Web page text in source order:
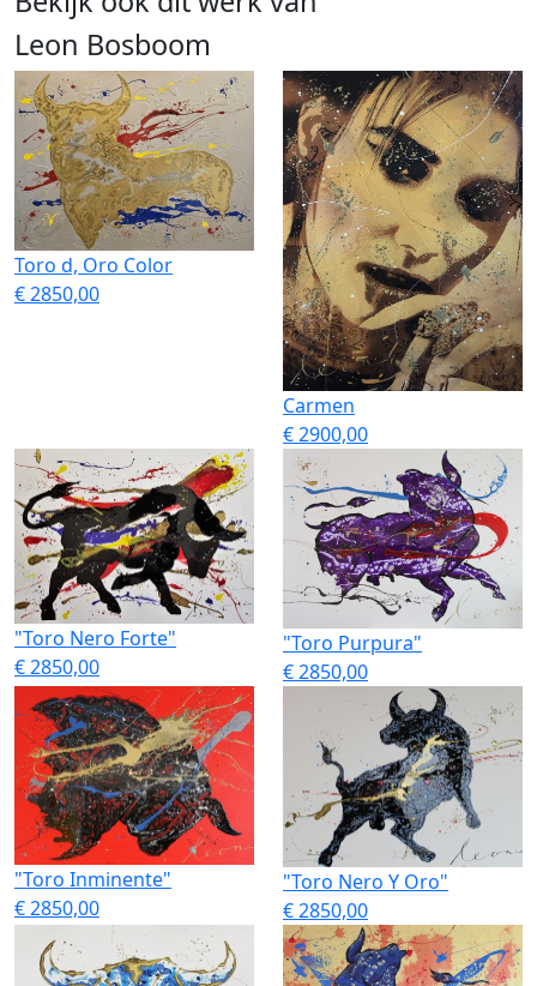
Leon Bosboom
Toro d, Oro Color
€ 2850,00
Carmen
€ 2900,00
"Toro Nero Forte"
€ 2850,00
"Toro Purpura"
€ 2850,00
"Toro Inminente"
€ 2850,00
"Toro Nero Y Oro"
€ 2850,00